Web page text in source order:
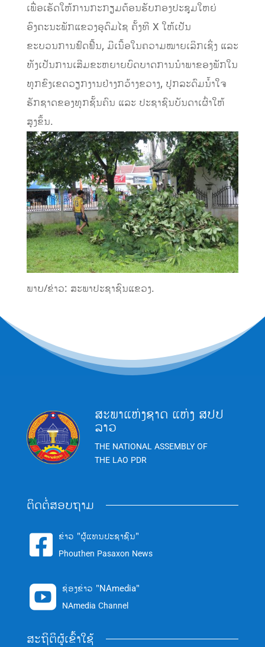
ເພື່ອເຮັດໃຫ້ການກະກຽມຕ້ອນຮັບກອງປະຊຸມໃຫຍ່
ອົງຄະນະພັກແຂວງອຸດົມໄຊ ຄັ້ງທີ X ໃຫ້ເປັນ
ຂະບວນການຟົດຟື້ນ, ມີເນື້ອໃນຄວາມໝາຍເລິກເຊິ່ງ ແລະ
ທັງເປັນການເສີມຂະຫຍາຍບົດບາດການນໍາພາຂອງພັກໃນ
ທຸກຂົງເຂດວຽກງານຢ່າງກວ້າງຂວາງ, ປຸກລະດົມນໍ້າໃຈ
ຮັກຊາດຂອງທຸກຊັ້ນຄົນ ແລະ ປະຊາຊົນບັນດາເຜົ່າໃຫ້
ສູງຂຶ້ນ.
ພາບ/ຂ່າວ: ສະພາປະຊາຊົນແຂວງ.
ສະພາແຫ່ງຊາດ ແຫ່ງ ສປປ
ລາວ
THE NATIONAL ASSEMBLY OF
THE LAO PDR
ຕິດຕໍ່ສອບຖາມ
 ຂ່າວ "ຜູ້ແທນປະຊາຊົນ"
Phouthen Pasaxon News
 ຊ່ອງຂ່າວ "NAmedia"
NAmedia Channel
ສະຖິຕິຜູ້ເຂົ້າໃຊ້